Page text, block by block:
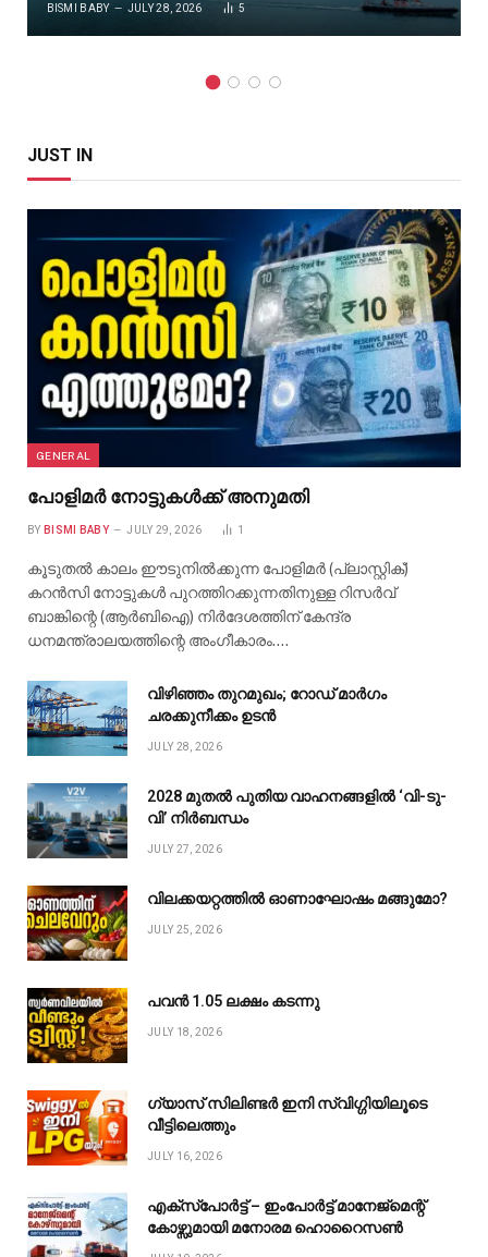
BISMI BABY JULY 28, 2026 5
JUST IN
GENERAL
പോളിമർ നോട്ടുകൾക്ക് അനുമതി
BY BISMI BABY JULY 29, 2026 1
കൂടുതൽ കാലം ഈടുനിൽക്കുന്ന പോളിമർ (പ്ലാസ്റ്റിക്)
കറൻസി നോട്ടുകൾ പുറത്തിറക്കുന്നതിനുള്ള റിസർവ്
ബാങ്കിന്റെ (ആർബിഐ) നിർദേശത്തിന് കേന്ദ്ര
ധനമന്ത്രാലയത്തിന്റെ അംഗീകാരം.…
വിഴിഞ്ഞം തുറമുഖം; റോഡ് മാർഗം
ചരക്കുനീക്കം ഉടൻ
JULY 28, 2026
2028 മുതൽ പുതിയ വാഹനങ്ങളിൽ ‘വി-ടു-
വി’ നിർബന്ധം
JULY 27, 2026
വിലക്കയറ്റത്തിൽ ഓണാഘോഷം മങ്ങുമോ?
JULY 25, 2026
പവൻ ₹1.05 ലക്ഷം കടന്നു
JULY 18, 2026
ഗ്യാസ് സിലിണ്ടർ ഇനി സ്വിഗ്ഗിയിലൂടെ
വീട്ടിലെത്തും
JULY 16, 2026
എക്സ്പോർട്ട് – ഇംപോർട്ട് മാനേജ്മെന്റ്
കോഴ്സുമായി മനോരമ ഹൊറൈസൺ